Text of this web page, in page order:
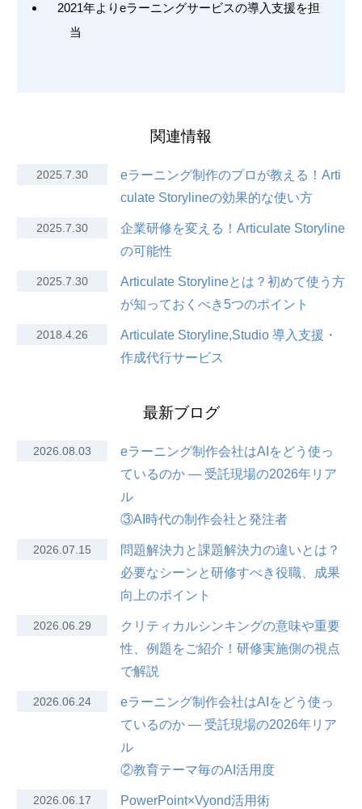
2021年よりeラーニングサービスの導入支援を担
当
関連情報
2025.7.30
eラーニング制作のプロが教える！Arti
culate Storylineの効果的な使い方
2025.7.30
企業研修を変える！Articulate Storyline
の可能性
2025.7.30
Articulate Storylineとは？初めて使う方
が知っておくべき5つのポイント
2018.4.26
Articulate Storyline,Studio 導入支援・
作成代行サービス
最新ブログ
2026.08.03
eラーニング制作会社はAIをどう使っ
ているのか — 受託現場の2026年リア
ル
③AI時代の制作会社と発注者
2026.07.15
問題解決力と課題解決力の違いとは？
必要なシーンと研修すべき役職、成果
向上のポイント
2026.06.29
クリティカルシンキングの意味や重要
性、例題をご紹介！研修実施側の視点
で解説
2026.06.24
eラーニング制作会社はAIをどう使っ
ているのか — 受託現場の2026年リア
ル
②教育テーマ毎のAI活用度
2026.06.17 PowerPoint×Vyond活用術